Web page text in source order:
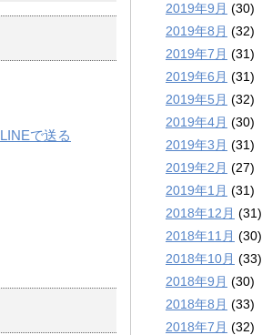
2019年9月 (30)
2019年8月 (32)
2019年7月 (31)
2019年6月 (31)
2019年5月 (32)
2019年4月 (30)
2019年3月 (31)
2019年2月 (27)
2019年1月 (31)
2018年12月 (31)
2018年11月 (30)
2018年10月 (33)
2018年9月 (30)
2018年8月 (33)
2018年7月 (32)